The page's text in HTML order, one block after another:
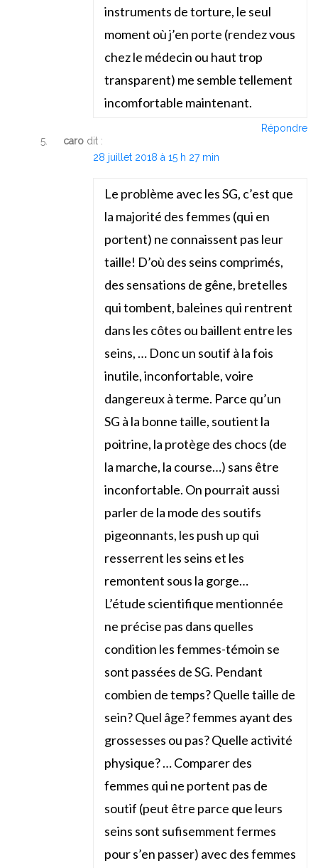
instruments de torture, le seul
moment où j’en porte (rendez vous
chez le médecin ou haut trop
transparent) me semble tellement
incomfortable maintenant.
Répondre
caro dit :
28 juillet 2018 à 15 h 27 min
Le problème avec les SG, c’est que
la majorité des femmes (qui en
portent) ne connaissent pas leur
taille! D’où des seins comprimés,
des sensations de gêne, bretelles
qui tombent, baleines qui rentrent
dans les côtes ou baillent entre les
seins, … Donc un soutif à la fois
inutile, inconfortable, voire
dangereux à terme. Parce qu’un
SG à la bonne taille, soutient la
poitrine, la protège des chocs (de
la marche, la course…) sans être
inconfortable. On pourrait aussi
parler de la mode des soutifs
pigeonnants, les push up qui
resserrent les seins et les
remontent sous la gorge…
L’étude scientifique mentionnée
ne précise pas dans quelles
condition les femmes-témoin se
sont passées de SG. Pendant
combien de temps? Quelle taille de
sein? Quel âge? femmes ayant des
grossesses ou pas? Quelle activité
physique? … Comparer des
femmes qui ne portent pas de
soutif (peut être parce que leurs
seins sont sufisemment fermes
pour s’en passer) avec des femmes